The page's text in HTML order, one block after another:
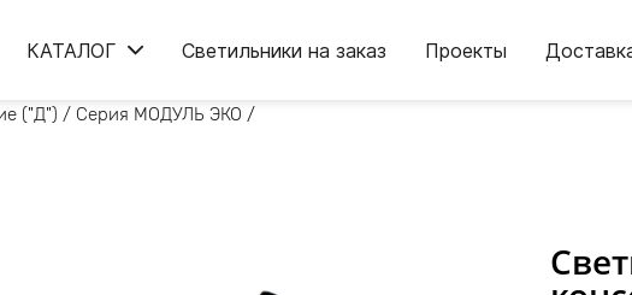
КАТАЛОГ Светильники на заказ Проекты
("Д") / Серия МОДУЛЬ ЭКО /